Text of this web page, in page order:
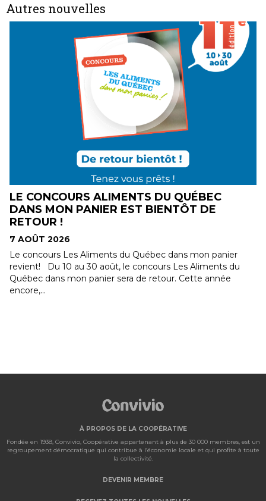
Autres nouvelles
LE CONCOURS ALIMENTS DU QUÉBEC
DANS MON PANIER EST BIENTÔT DE
RETOUR !
7 AOÛT 2026
Le concours Les Aliments du Québec dans mon panier
revient! Du 10 au 30 août, le concours Les Aliments du
Québec dans mon panier sera de retour. Cette année
encore,...
À PROPOS DE LA COOPÉRATIVE
Fondée en 1938, Convivio, Coopérative appartenant à plus de 30 000 membres, est un
regroupement démocratique qui contribue à l’économie locale et qui profite à toute
la collectivité.
DEVENIR MEMBRE